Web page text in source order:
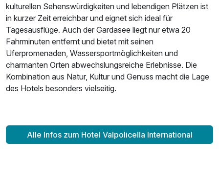
kulturellen Sehenswürdigkeiten und lebendigen Plätzen ist
in kurzer Zeit erreichbar und eignet sich ideal für
Tagesausflüge. Auch der Gardasee liegt nur etwa 20
Fahrminuten entfernt und bietet mit seinen
Uferpromenaden, Wassersportmöglichkeiten und
charmanten Orten abwechslungsreiche Erlebnisse. Die
Kombination aus Natur, Kultur und Genuss macht die Lage
des Hotels besonders vielseitig.
Alle Infos zum Hotel Valpolicella International